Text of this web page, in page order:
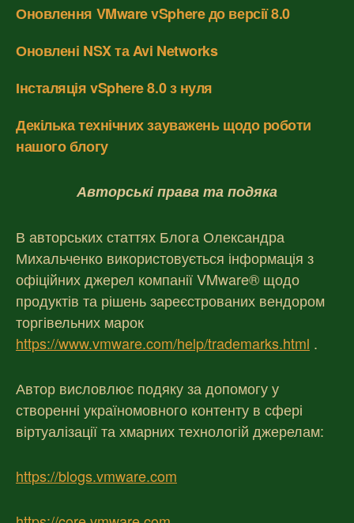
Оновлення VMware vSphere до версії 8.0
Оновлені NSX та Avi Networks
Інсталяція vSphere 8.0 з нуля
Декілька технічних зауважень щодо роботи
нашого блогу
Авторські права та подяка
В авторських статтях Блога Олександра
Михальченко використовується інформація з
офіційних джерел компанії VMware® щодо
продуктів та рішень зареєстрованих вендором
торгівельних марок
https://www.vmware.com/help/trademarks.html .
Автор висловлює подяку за допомогу у
створенні україномовного контенту в сфері
віртуалізації та хмарних технологій джерелам:
https://blogs.vmware.com